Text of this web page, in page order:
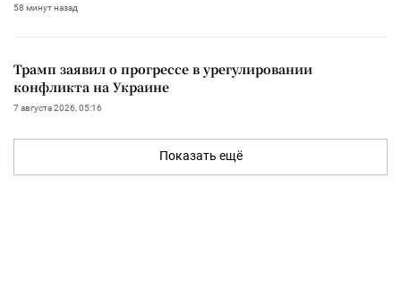
58 минут назад
Трамп заявил о прогрессе в урегулировании
конфликта на Украине
7 августа 2026, 05:16
Показать ещё